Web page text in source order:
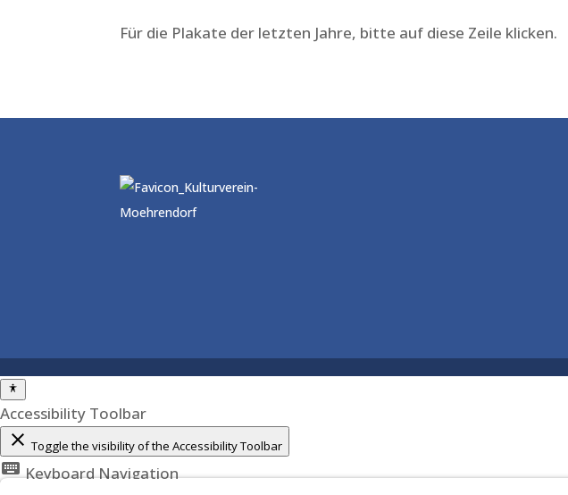
Für die Plakate der letzten Jahre, bitte auf diese Zeile klicken.
Accessibility Toolbar
close Toggle the visibility of the Accessibility Toolbar
keyboard Keyboard Navigation